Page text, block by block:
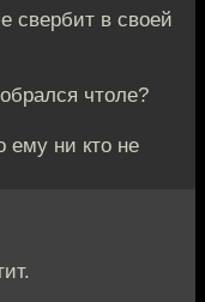
свербит в своей
чтоле?
ему ни кто не